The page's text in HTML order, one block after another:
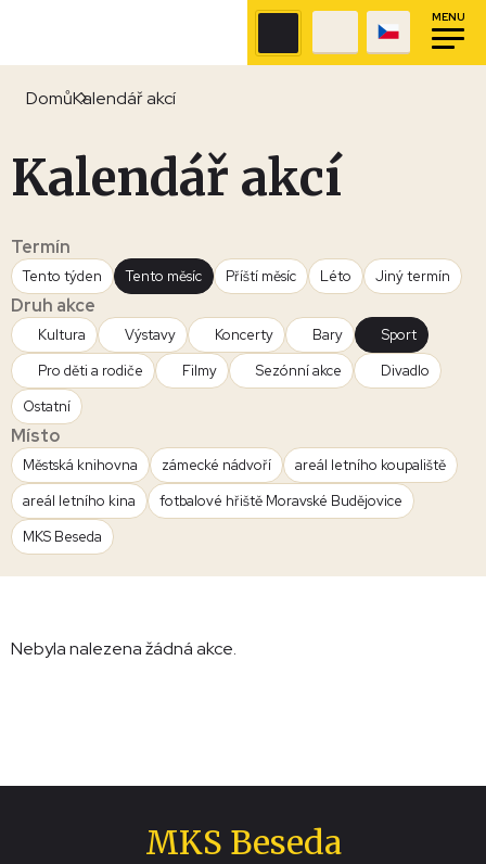
MENU
DomůKalendář akcí
Kalendář akcí
Termín
Tento týden Tento měsíc Příští měsíc Léto Jiný termín
Druh akce
Kultura Výstavy Koncerty Bary
Sport
Pro děti a rodiče
Filmy Sezónní akce
Divadlo
Ostatní
Místo
Městská knihovna zámecké nádvoří
areál letního koupaliště
areál letního kina
fotbalové hřiště Moravské Budějovice
MKS Beseda
Nebyla nalezena žádná akce.
MKS Beseda